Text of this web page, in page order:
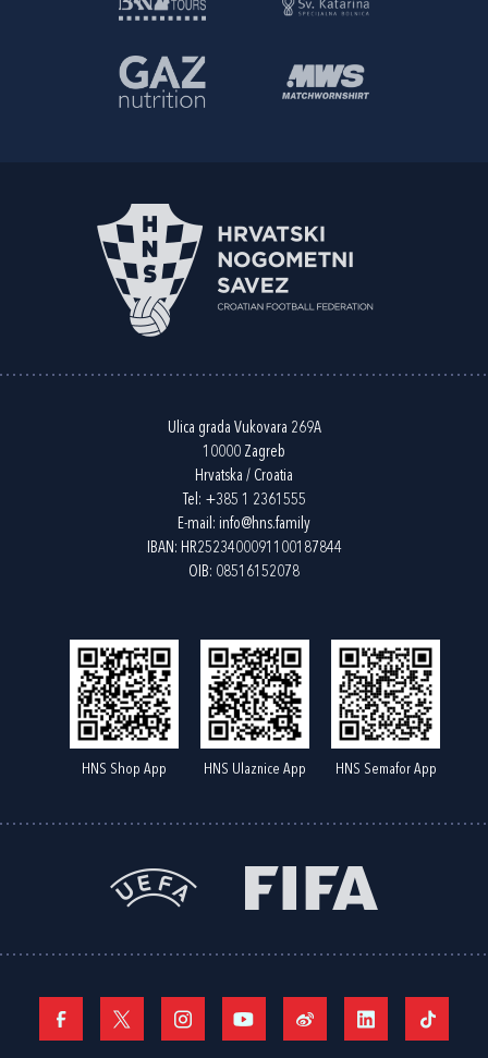
Ulica grada Vukovara 269A
10000 Zagreb
Hrvatska / Croatia
Tel: +385 1 2361555
E-mail: info@hns.family
IBAN: HR2523400091100187844
OIB: 08516152078
HNS Shop App HNS Ulaznice App HNS Semafor App